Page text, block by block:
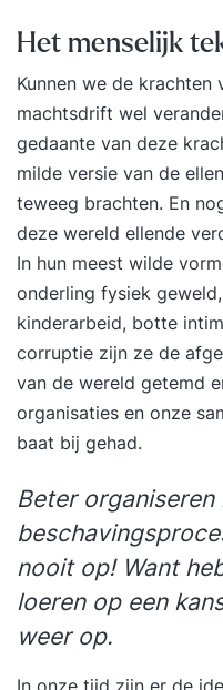
Het menselijk
Kunnen we de
machtsdrift wel
gedaante van deze
milde versie van de
teweeg brachten. En
deze wereld ellende
In hun meest wilde
onderling fysiek
kinderarbeid, botte
corruptie zijn ze de
van de wereld getemd
organisaties en onze
baat bij gehad.
Beter organiseren
nooit op! Want
loeren op een
weer op.
In onze tijd zijn er de